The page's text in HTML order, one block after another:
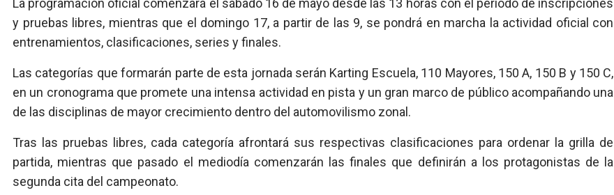
La programación oficial comenzará el sábado 16 de mayo desde las 13 horas con el período de inscripciones
y pruebas libres, mientras que el domingo 17, a partir de las 9, se pondrá en marcha la actividad oficial con
entrenamientos, clasificaciones, series y finales.
Las categorías que formarán parte de esta jornada serán Karting Escuela, 110 Mayores, 150 A, 150 B y 150 C,
en un cronograma que promete una intensa actividad en pista y un gran marco de público acompañando una
de las disciplinas de mayor crecimiento dentro del automovilismo zonal.
Tras las pruebas libres, cada categoría afrontará sus respectivas clasificaciones para ordenar la grilla de
partida, mientras que pasado el mediodía comenzarán las finales que definirán a los protagonistas de la
segunda cita del campeonato.